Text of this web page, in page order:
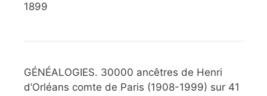
1899
GÉNÉALOGIES. 30000 ancêtres de Henri
d’Orléans comte de Paris (1908-1999) sur 41